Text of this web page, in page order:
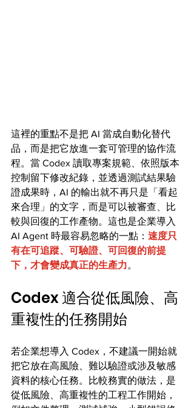
這裡的重點不是把 AI 當成自動化替代
品，而是把它放進一套可管理的協作流
程。當 Codex 讀取專案規範、依照版本
控制留下修改紀錄，並透過測試結果驗
證成果時，AI 的輸出就不再只是「看起
來合理」的文字，而是可以被審查、比
較與回復的工作產物。這也是企業導入
AI Agent 時最容易忽略的一點： 速度只
有在可追蹤、可驗證、可回復的前提
下，才會變成真正的生產力。
Codex 適合從低風險、高
重複性的任務開始
若企業想導入 Codex，不建議一開始就
把它放在高風險、難以驗證或涉及敏感
資料的核心任務。比較務實的做法，是
從低風險、高重複性的工程工作開始，